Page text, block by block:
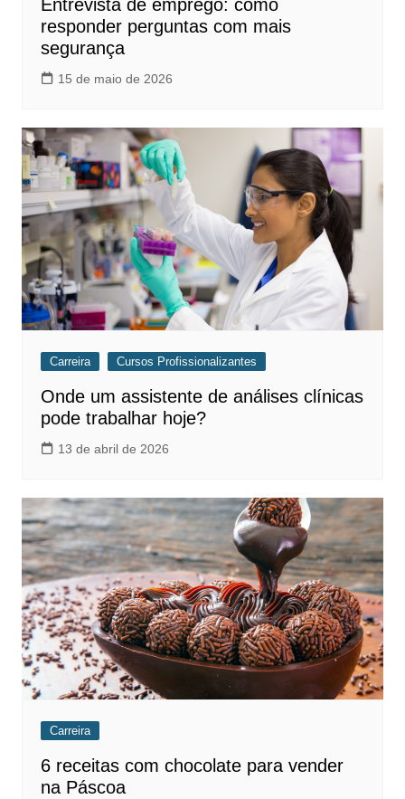
Entrevista de emprego: como
responder perguntas com mais
segurança
15 de maio de 2026
Carreira Cursos Profissionalizantes
Onde um assistente de análises clínicas
pode trabalhar hoje?
13 de abril de 2026
Carreira
6 receitas com chocolate para vender
na Páscoa